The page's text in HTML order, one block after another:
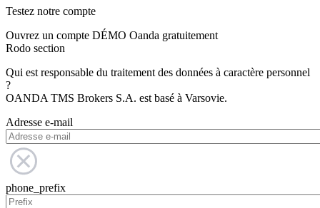
Testez notre compte
Ouvrez un compte DÉMO Oanda gratuitement
Rodo section
Qui est responsable du traitement des données à caractère personnel
?
OANDA TMS Brokers S.A. est basé à Varsovie.
Adresse e-mail
phone_prefix